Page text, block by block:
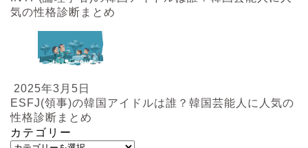
気の性格診断まとめ
2025年3月5日
ESFJ(領事)の韓国アイドルは誰？韓国芸能人に人気の
性格診断まとめ
カテゴリー